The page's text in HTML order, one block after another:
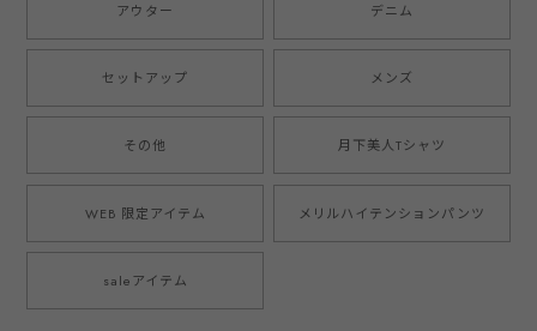
アウター デニム
セットアップ メンズ
その他 月下美人Tシャツ
WEB 限定アイテム メリルハイテンションパンツ
saleアイテム